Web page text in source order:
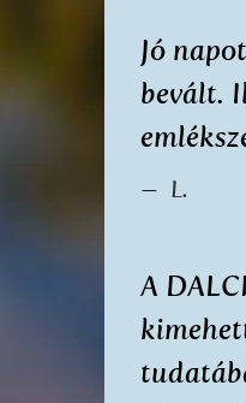
Jó
bevált.
L.
A